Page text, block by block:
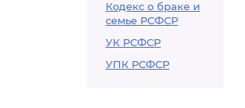
Кодекс о браке и
семье РСФСР
УК РСФСР
УПК РСФСР